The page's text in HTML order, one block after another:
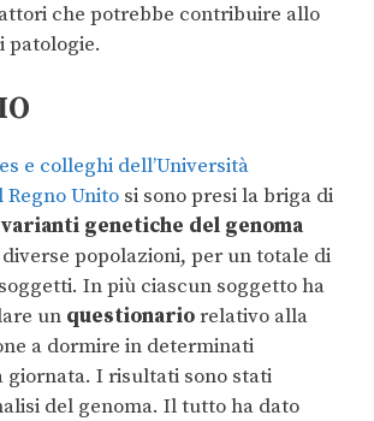
che potrebbe contribuire allo
patologie.
e colleghi dell’Università
Regno Unito si sono presi la briga di
genetiche del genoma
popolazioni, per un totale di
In più ciascun soggetto ha
un questionariorelativo alla
a dormire in determinati
giornata. I risultati sono stati
del genoma. Il tutto ha dato